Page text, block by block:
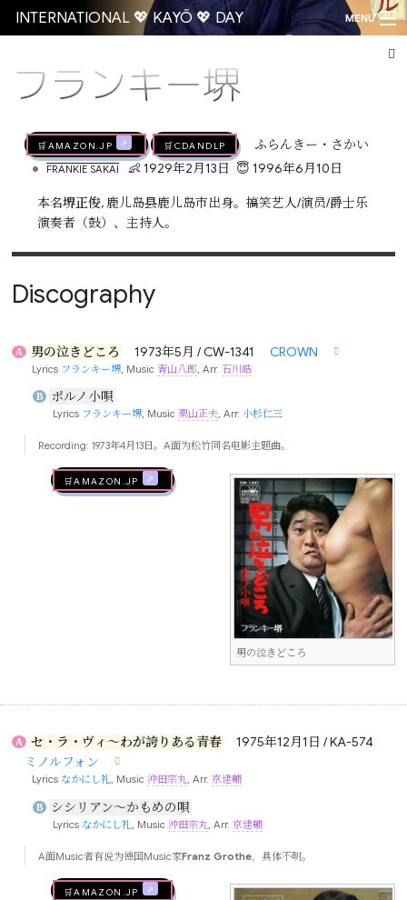
INTERNATIONAL 💖 KAYŌ 💖 DAY MENU
フランキー堺
🛒AMAZON.jp 🛒CDandLP ふらんきー・さかい
• FRANKIE SAKAI 👶 1929年2月13日 😇 1996年6月10日
本名堺正俊, 鹿儿岛县鹿儿岛市出身。搞笑艺人/演员/爵士乐
演奏者（鼓）、主持人。
Discography
A 男の泣きどころ 1973年5月 / CW-1341 CROWN
Lyrics フランキー堺 , Music青山八郎 , Arr.石川皓
B ポルノ小唄
Lyrics フランキー堺, Music 栗山正夫, Arr. 小杉仁三
Recording: 1973年4月13日。A面为松竹同名电影主题曲。
男の泣きどころ
🛒AMAZON.jp
A セ・ラ・ヴィ～わが誇りある青春
1975年12月1日 / KA-574
ミノルフォン
Lyrics なかにし礼, Music沖田宗丸, Arr.京建輔
B シシリアン～かもめの唄
Lyrics なかにし礼, Music 沖田宗丸, Arr. 京建輔
A面Music者有说为德国Music家Franz Grothe，具体不明。
🛒AMAZON.jp